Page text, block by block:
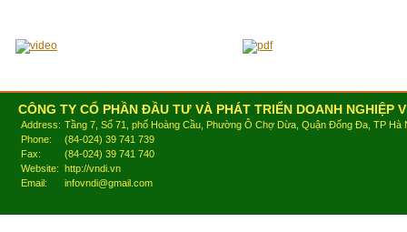
CÔNG TY CỔ PHẦN ĐẦU TƯ VÀ PHÁT TRIỂN DOANH NGHIỆP
Address: Tầng 7, Số 71, phố Hoàng Cầu, Phường Ô Chợ Dừa, Quận Đống Đa, TP Hà
Phone:
(84-024) 39 741 739
Fax:
(84-024) 39 741 740
Website: http://vndi.vn
Email:
infovndi@gmail.com